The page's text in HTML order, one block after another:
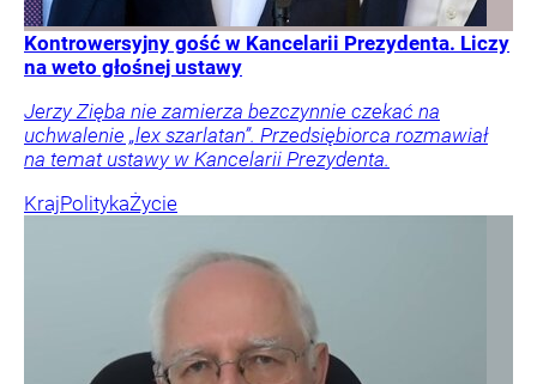
Kontrowersyjny gość w Kancelarii Prezydenta. Liczy
na weto głośnej ustawy
Jerzy Zięba nie zamierza bezczynnie czekać na
uchwalenie „lex szarlatan”. Przedsiębiorca rozmawiał
na temat ustawy w Kancelarii Prezydenta.
KrajPolitykaŻycie